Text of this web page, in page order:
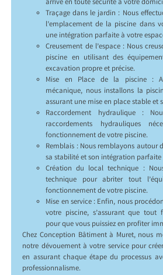
arrive en toute sécurité à votre
Traçage dans le jardin : Nous
l’emplacement de la piscine dans
une intégration parfaite à votre
Creusement de l’espace : Nous
piscine en utilisant des
excavation propre et précise.
Mise en Place de la piscine :
mécanique, nous installons la
assurant une mise en place stable et
Raccordement hydraulique :
raccordements hydrauliques
fonctionnement de votre piscine.
Remblais : Nous remblayons autour
sa stabilité et son intégration
Création du local technique :
technique pour abriter tout
fonctionnement de votre piscine.
Mise en service : Enfin, nous
votre piscine, s’assurant que tout
pour que vous puissiez en profiter
Chez Conception Bâtiment à Muret, nous
notre dévouement à votre service pour
en assurant chaque étape du processus
professionnalisme.